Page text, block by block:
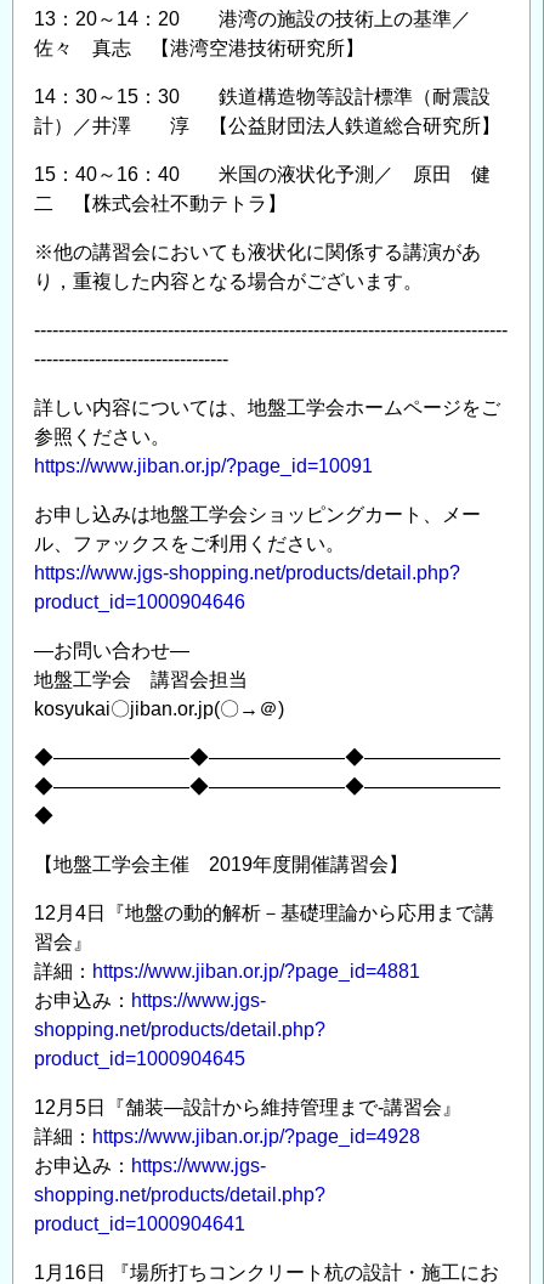
13：20～14：20 港湾の施設の技術上の基準／
佐々 真志 【港湾空港技術研究所】
14：30～15：30 鉄道構造物等設計標準（耐震設
計）／井澤 淳 【公益財団法人鉄道総合研究所】
15：40～16：40 米国の液状化予測／ 原田 健
二 【株式会社不動テトラ】
※他の講習会においても液状化に関係する講演があ
り，重複した内容となる場合がございます。
------------------------------------------------------------------------------
--------------------------------
詳しい内容については、地盤工学会ホームページをご
参照ください。
https://www.jiban.or.jp/?page_id=10091
お申し込みは地盤工学会ショッピングカート、メー
ル、ファックスをご利用ください。
https://www.jgs-shopping.net/products/detail.php?
product_id=1000904646
―お問い合わせ―
地盤工学会 講習会担当
kosyukai〇jiban.or.jp(〇→＠)
◆―――――――◆―――――――◆―――――――
◆―――――――◆―――――――◆―――――――
◆
【地盤工学会主催 2019年度開催講習会】
12月4日『地盤の動的解析－基礎理論から応用まで講
習会』
詳細： https://www.jiban.or.jp/?page_id=4881
お申込み： https://www.jgs-
shopping.net/products/detail.php?
product_id=1000904645
12月5日『舗装―設計から維持管理まで-講習会』
詳細： https://www.jiban.or.jp/?page_id=4928
お申込み： https://www.jgs-
shopping.net/products/detail.php?
product_id=1000904641
1月16日 『場所打ちコンクリート杭の設計・施工にお